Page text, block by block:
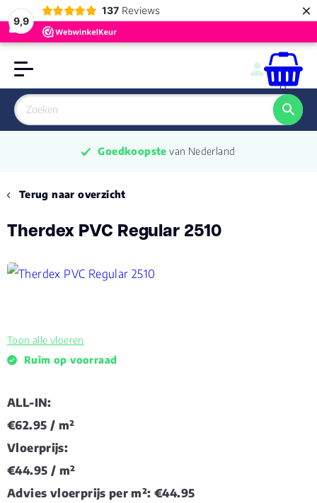
9,9
137 Reviews ×
0
Goedkoopste van Nederland
Terug naar overzicht
Therdex PVC Regular 2510
Toon alle vloeren
Ruim op voorraad
ALL-IN:
€62.95 / m²
Vloerprijs:
€44.95 / m²
Advies vloerprijs per m²: €44.95